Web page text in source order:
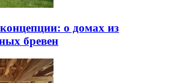
о домах из
бревен